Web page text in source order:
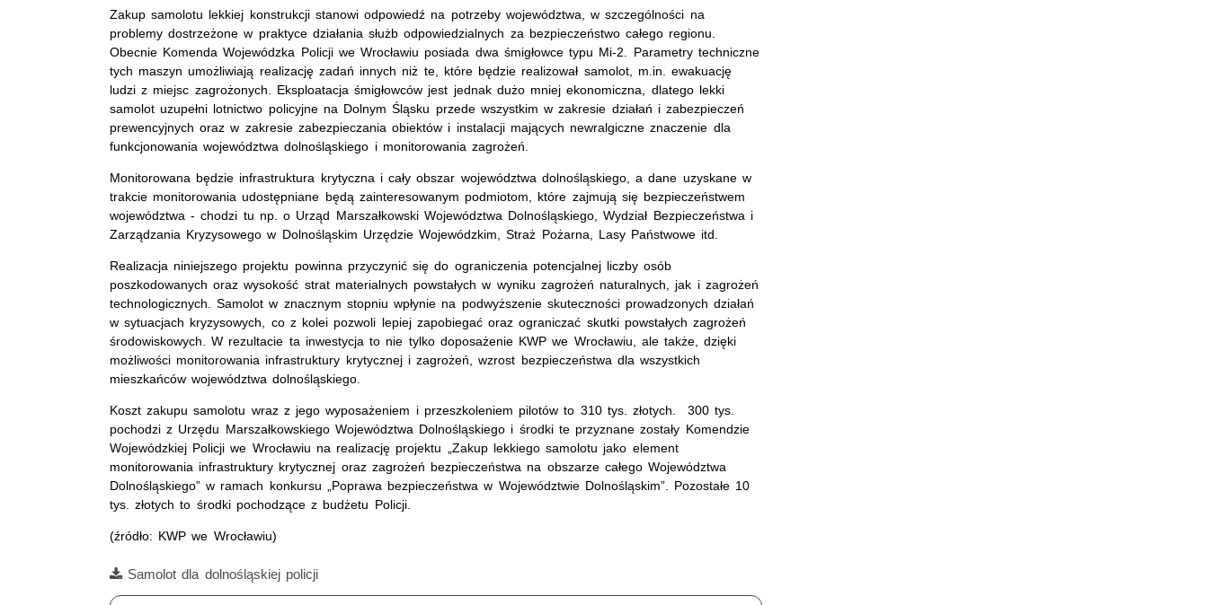
Zakup samolotu lekkiej konstrukcji stanowi odpowiedź na potrzeby województwa, w szczególności na
problemy dostrzeżone w praktyce działania służb odpowiedzialnych za bezpieczeństwo całego regionu.
Obecnie Komenda Wojewódzka Policji we Wrocławiu posiada dwa śmigłowce typu Mi-2. Parametry techniczne
tych maszyn umożliwiają realizację zadań innych niż te, które będzie realizował samolot, m.in. ewakuację
ludzi z miejsc zagrożonych. Eksploatacja śmigłowców jest jednak dużo mniej ekonomiczna, dlatego lekki
samolot uzupełni lotnictwo policyjne na Dolnym Śląsku przede wszystkim w zakresie działań i zabezpieczeń
prewencyjnych oraz w zakresie zabezpieczania obiektów i instalacji mających newralgiczne znaczenie dla
funkcjonowania województwa dolnośląskiego i monitorowania zagrożeń.
Monitorowana będzie infrastruktura krytyczna i cały obszar województwa dolnośląskiego, a dane uzyskane w
trakcie monitorowania udostępniane będą zainteresowanym podmiotom, które zajmują się bezpieczeństwem
województwa - chodzi tu np. o Urząd Marszałkowski Województwa Dolnośląskiego, Wydział Bezpieczeństwa i
Zarządzania Kryzysowego w Dolnośląskim Urzędzie Wojewódzkim, Straż Pożarna, Lasy Państwowe itd.
Realizacja niniejszego projektu powinna przyczynić się do ograniczenia potencjalnej liczby osób
poszkodowanych oraz wysokość strat materialnych powstałych w wyniku zagrożeń naturalnych, jak i zagrożeń
technologicznych. Samolot w znacznym stopniu wpłynie na podwyższenie skuteczności prowadzonych działań
w sytuacjach kryzysowych, co z kolei pozwoli lepiej zapobiegać oraz ograniczać skutki powstałych zagrożeń
środowiskowych. W rezultacie ta inwestycja to nie tylko doposażenie KWP we Wrocławiu, ale także, dzięki
możliwości monitorowania infrastruktury krytycznej i zagrożeń, wzrost bezpieczeństwa dla wszystkich
mieszkańców województwa dolnośląskiego.
Koszt zakupu samolotu wraz z jego wyposażeniem i przeszkoleniem pilotów to 310 tys. złotych. 300 tys.
pochodzi z Urzędu Marszałkowskiego Województwa Dolnośląskiego i środki te przyznane zostały Komendzie
Wojewódzkiej Policji we Wrocławiu na realizację projektu „Zakup lekkiego samolotu jako element
monitorowania infrastruktury krytycznej oraz zagrożeń bezpieczeństwa na obszarze całego Województwa
Dolnośląskiego” w ramach konkursu „Poprawa bezpieczeństwa w Województwie Dolnośląskim”. Pozostałe 10
tys. złotych to środki pochodzące z budżetu Policji.
(źródło: KWP we Wrocławiu)
Film
Samolot dla dolnośląskiej policji